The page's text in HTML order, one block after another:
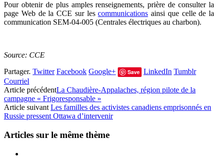
Pour obtenir de plus amples renseignements, prière de consulter la
page Web de la CCE sur lescommunications ainsi que celle de la
communication SEM-04-005 (Centrales électriques au charbon).
Source: CCE
Partager. Twitter Facebook Google+ Save LinkedIn Tumblr
Courriel
Article précédentLa Chaudière-Appalaches, région pilote de la
campagne « Frigoresponsable »
Article suivant Les familles des activistes canadiens emprisonnés en
Russie pressent Ottawa d’intervenir
Articles sur le même thème